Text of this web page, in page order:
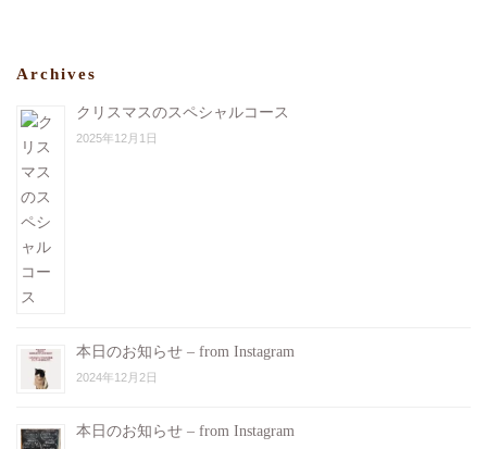
Archives
クリスマスのスペシャルコース
2025年12月1日
本日のお知らせ – from Instagram
2024年12月2日
本日のお知らせ – from Instagram